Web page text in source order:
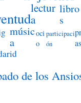
lectur
a
libro
s
músic
a
oci
o
participaci
ón
as
de los